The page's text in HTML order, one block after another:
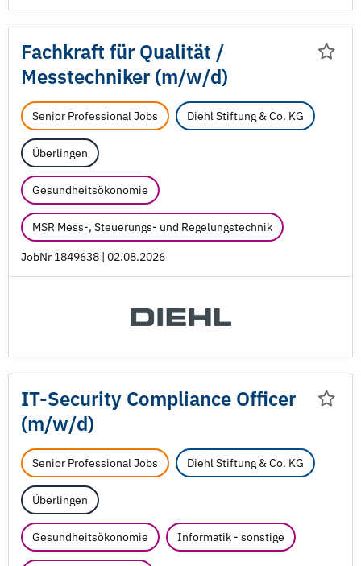
Fachkraft für Qualität /
Messtechniker (m/w/d)
Senior Professional Jobs Diehl Stiftung & Co. KG
Überlingen
Gesundheitsökonomie
MSR Mess-, Steuerungs- und Regelungstechnik
JobNr 1849638 | 02.08.2026
IT-Security Compliance Officer
(m/w/d)
Senior Professional Jobs Diehl Stiftung & Co. KG
Überlingen
Gesundheitsökonomie Informatik - sonstige